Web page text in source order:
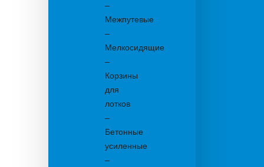
–
Межпутевые
–
Мелкосидящие
–
Корзины
для
лотков
–
Бетонные
усиленные
–